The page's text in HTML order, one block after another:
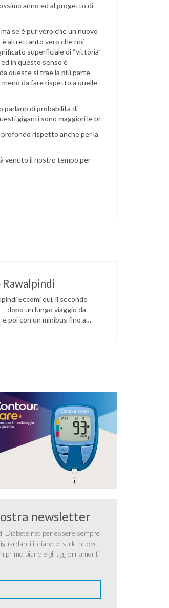
anno ed al progetto di
se è pur vero che un nuovo
è altrettanto vero che noi
superficiale di “vittoria”
in questo senso è
queste si trae la più parte
da fare rispetto a quelle
parlano di probabilità di
giganti sono maggiori le pr
rispetto anche per la
venuto il nostro tempo per
Eccomi qui, il secondo
dopo un lungo viaggio da
e poi con un minibus fino a
newsletter
Diabete.net per essere sempre
il diabete, sulle nuove
primo piano e gli aggiornamenti